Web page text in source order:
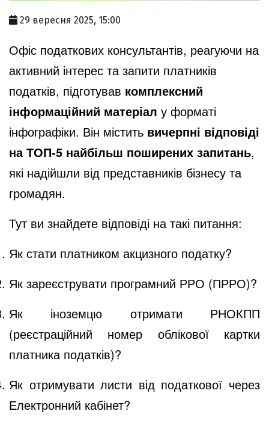
29 вересня 2025, 15:00
Офіс податкових консультантів, реагуючи на
активний інтерес та запити платників
податків, підготував комплексний
інформаційний матеріал у форматі
інфографіки. Він містить вичерпні відповіді
на ТОП-5 найбільш поширених запитань,
які надійшли від представників бізнесу та
громадян.
Тут ви знайдете відповіді на такі питання:
Як стати платником акцизного податку?
Як зареєструвати програмний РРО (ПРРО)?
Як іноземцю отримати РНОКПП
(реєстраційний номер облікової картки
платника податків)?
Як отримувати листи від податкової через
Електронний кабінет?